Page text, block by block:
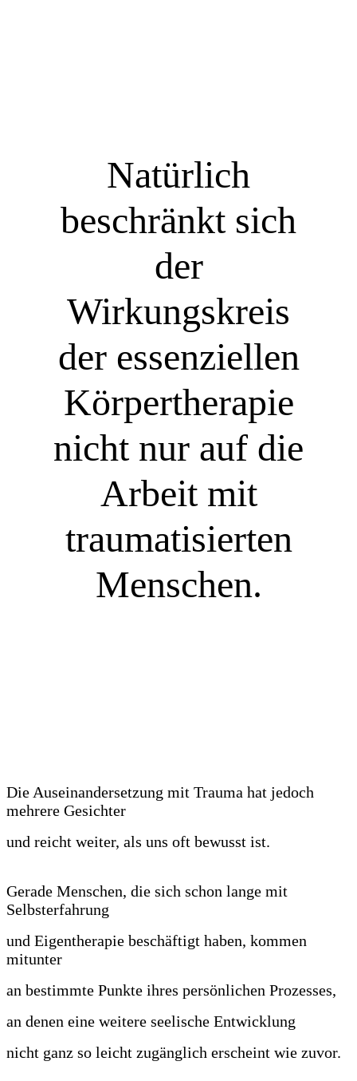
Natürlich
beschränkt sich
der
Wirkungskreis
der essenziellen
Körpertherapie
nicht nur auf die
Arbeit mit
traumatisierten
Menschen.
Die Auseinandersetzung mit Trauma hat jedoch
mehrere Gesichter
und reicht weiter, als uns oft bewusst ist.
Gerade Menschen, die sich schon lange mit
Selbsterfahrung
und Eigentherapie beschäftigt haben, kommen
mitunter
an bestimmte Punkte ihres persönlichen Prozesses,
an denen eine weitere seelische Entwicklung
nicht ganz so leicht zugänglich erscheint wie zuvor.